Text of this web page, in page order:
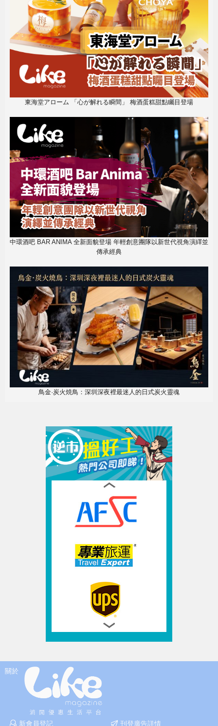
東海堂アローム 「心が解れる瞬間」 梅酒蛋糕甜點矚目登場
中環酒吧 BAR ANIMA 全新面貌登場 年輕創意團隊以新世代視角演繹並
傳承經典
鳥金·炭火焼鳥：深圳深夜裡最迷人的日式炭火靈魂
關於
新會員登記 刊登廣告詳情